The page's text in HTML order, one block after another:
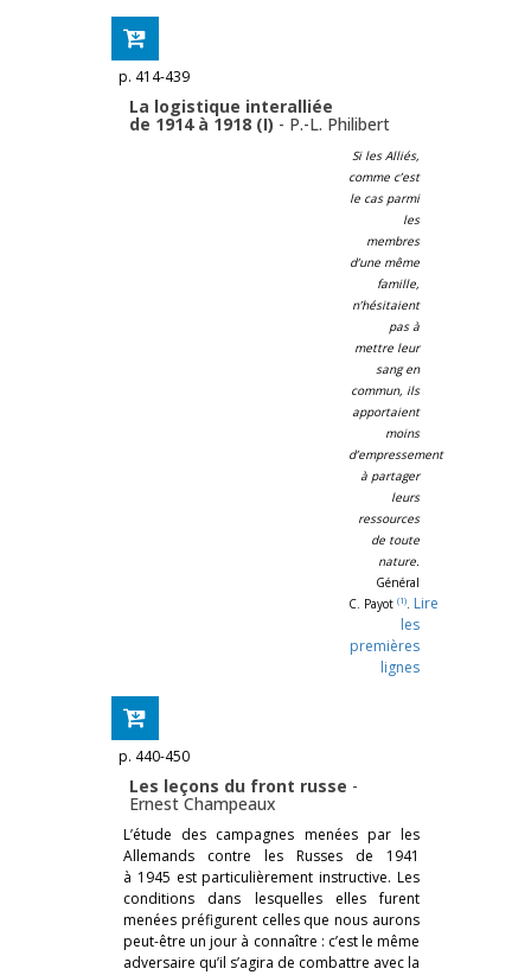
p. 414-439
La logistique interalliée
de 1914 à 1918 (I) - P.-L. Philibert
Si les Alliés,
comme c’est
le cas parmi
les
membres
d’une même
famille,
n’hésitaient
pas à
mettre leur
sang en
commun, ils
apportaient
moins
d’empressement
à partager
leurs
ressources
de toute
nature.
Général
C. Payot (1). Lire
les
premières
lignes
p. 440-450
Les leçons du front russe -
Ernest Champeaux
L’étude des campagnes menées par les
Allemands contre les Russes de 1941
à 1945 est particulièrement instructive. Les
conditions dans lesquelles elles furent
menées préfigurent celles que nous aurons
peut-être un jour à connaître : c’est le même
adversaire qu’il s’agira de combattre avec la